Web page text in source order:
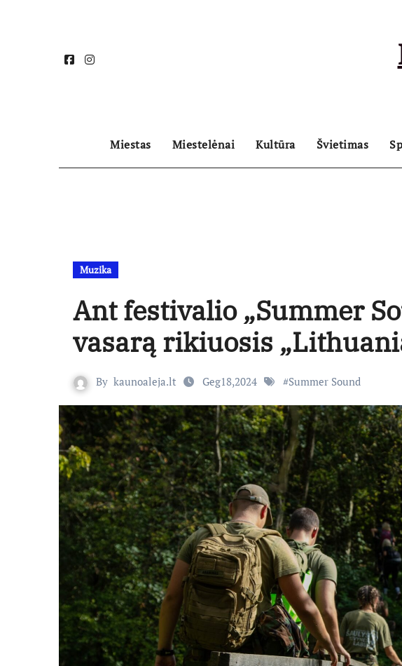
Miestas Miestelėnai Kultūra Švietimas
Muzika
Ant festivalio „Summer
vasarą rikiuosis
By kaunoaleja.lt Geg18,2024 #Summer Sound